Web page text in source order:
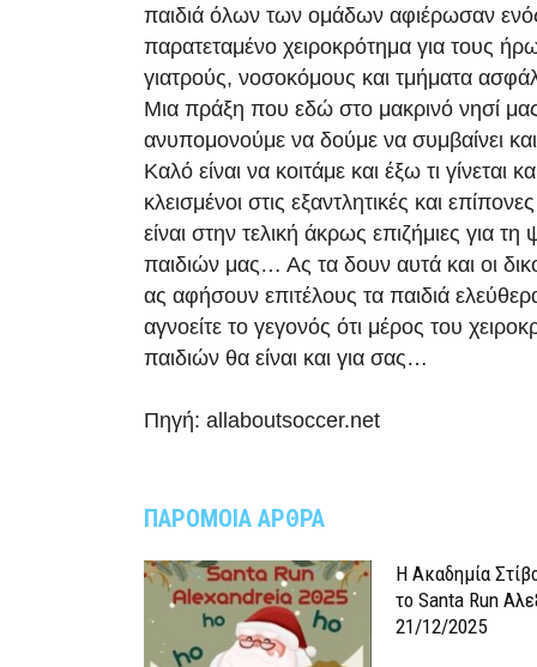
παιδιά όλων των ομάδων αφιέρωσαν
παρατεταμένο χειροκρότημα για τους
γιατρούς, νοσοκόμους και τμήματα
Μια πράξη που εδώ στο μακρινό νησί
ανυπομονούμε να δούμε να συμβαίνει
Καλό είναι να κοιτάμε και έξω τι γίνεται
κλεισμένοι στις εξαντλητικές και
είναι στην τελική άκρως επιζήμιες για
παιδιών μας… Ας τα δουν αυτά και οι
ας αφήσουν επιτέλους τα παιδιά
αγνοείτε το γεγονός ότι μέρος του
παιδιών θα είναι και για σας…
Πηγή: allaboutsoccer.net
ΠΑΡΟΜΟΙΑ ΑΡΘΡΑ
Η Ακαδημία
το Santa Run
21/12/2025